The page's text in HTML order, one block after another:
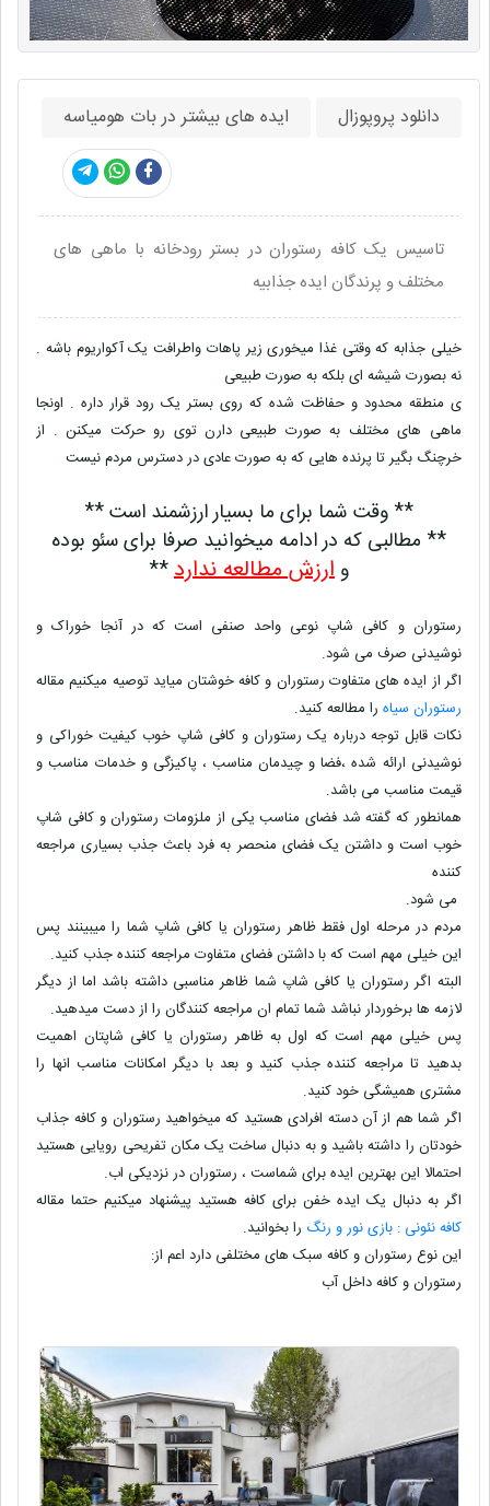
دانلود پروپوزال ایده های بیشتر در بات هومیاسه
تاسیس یک کافه رستوران در بستر رودخانه با ماهی های
مختلف و پرندگان ایده جذابیه
خیلی جذابه که وقتی غذا میخوری زیر پاهات واطرافت یک آکواریوم باشه .
نه بصورت شیشه ای بلکه به صورت طبیعی
ی منطقه محدود و حفاظت شده که روی بستر یک رود قرار داره . اونجا
ماهی های مختلف به صورت طبیعی دارن توی رو حرکت میکنن . از
خرچنگ بگیر تا پرنده هایی که به صورت عادی در دسترس مردم نیست
** وقت شما برای ما بسیار ارزشمند است **
** مطالبی که در ادامه میخوانید صرفا برای سئو بوده
وارزش مطالعه ندارد**
رستوران و کافی شاپ نوعی واحد صنفی است که در آنجا خوراک و
نوشیدنی صرف می شود.
اگر از ایده های متفاوت رستوران و کافه خوشتان میاید توصیه میکنیم مقاله
رستوران سیاه را مطالعه کنید.
نکات قابل توجه درباره یک رستوران و کافی شاپ خوب کیفیت خوراکی و
نوشیدنی ارائه شده ،فضا و چیدمان مناسب ، پاکیزگی و خدمات مناسب و
قیمت مناسب می باشد.
همانطور که گفته شد فضای مناسب یکی از ملزومات رستوران و کافی شاپ
خوب است و داشتن یک فضای منحصر به فرد باعث جذب بسیاری مراجعه
کننده
می شود.
مردم در مرحله اول فقط ظاهر رستوران یا کافی شاپ شما را میبینند پس
این خیلی مهم است که با داشتن فضای متفاوت مراجعه کننده جذب کنید.
البته اگر رستوران یا کافی شاپ شما ظاهر مناسبی داشته باشد اما از دیگر
لازمه ها برخوردار نباشد شما تمام ان مراجعه کنندگان را از دست میدهید.
پس خیلی مهم است که اول به ظاهر رستوران یا کافی شاپتان اهمیت
بدهید تا مراجعه کننده جذب کنید و بعد با دیگر امکانات مناسب انها را
مشتری همیشگی خود کنید.
اگر شما هم از آن دسته افرادی هستید که میخواهید رستوران و کافه جذاب
خودتان را داشته باشید و به دنبال ساخت یک مکان تفریحی رویایی هستید
احتمالا این بهترین ایده برای شماست ، رستوران در نزدیکی اب.
اگر به دنبال یک ایده خفن برای کافه هستید پیشنهاد میکنیم حتما مقاله
کافه نئونی : بازی نور و رنگ را بخوانید.
این نوع رستوران و کافه سبک های مختلفی دارد اعم از:
رستوران و کافه داخل آب